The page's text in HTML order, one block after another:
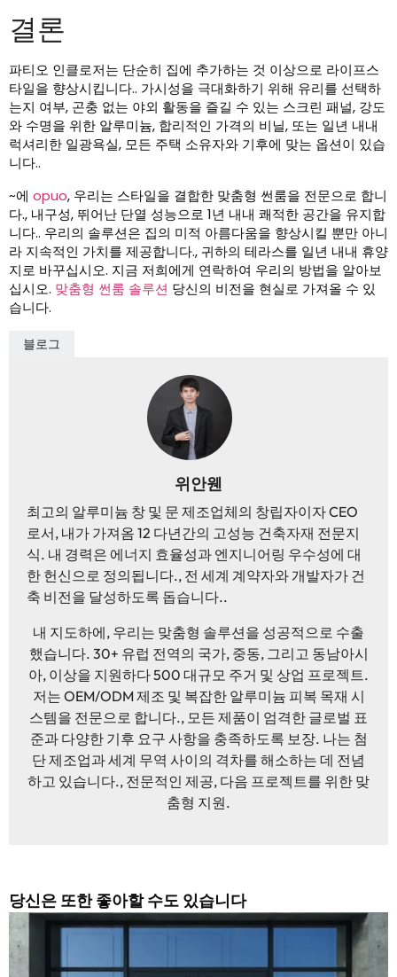
결론
파티오 인클로저는 단순히 집에 추가하는 것 이상으로 라이프스
타일을 향상시킵니다.. 가시성을 극대화하기 위해 유리를 선택하
는지 여부, 곤충 없는 야외 활동을 즐길 수 있는 스크린 패널, 강도
와 수명을 위한 알루미늄, 합리적인 가격의 비닐, 또는 일년 내내
럭셔리한 일광욕실, 모든 주택 소유자와 기후에 맞는 옵션이 있습
니다..
~에 opuo, 우리는 스타일을 결합한 맞춤형 썬룸을 전문으로 합니
다., 내구성, 뛰어난 단열 성능으로 1년 내내 쾌적한 공간을 유지합
니다.. 우리의 솔루션은 집의 미적 아름다움을 향상시킬 뿐만 아니
라 지속적인 가치를 제공합니다., 귀하의 테라스를 일년 내내 휴양
지로 바꾸십시오. 지금 저희에게 연락하여 우리의 방법을 알아보
십시오. 맞춤형 썬룸 솔루션 당신의 비전을 현실로 가져올 수 있
습니다.
블로그
위안웬
최고의 알루미늄 창 및 문 제조업체의 창립자이자 CEO
로서, 내가 가져옴 12 다년간의 고성능 건축자재 전문지
식. 내 경력은 에너지 효율성과 엔지니어링 우수성에 대
한 헌신으로 정의됩니다., 전 세계 계약자와 개발자가 건
축 비전을 달성하도록 돕습니다..
내 지도하에, 우리는 맞춤형 솔루션을 성공적으로 수출
했습니다. 30+ 유럽 ​​전역의 국가, 중동, 그리고 동남아시
아, 이상을 지원하다 500 대규모 주거 및 상업 프로젝트.
저는 OEM/ODM 제조 및 복잡한 알루미늄 피복 목재 시
스템을 전문으로 합니다., 모든 제품이 엄격한 글로벌 표
준과 다양한 기후 요구 사항을 충족하도록 보장. 나는 첨
단 제조업과 세계 무역 사이의 격차를 해소하는 데 전념
하고 있습니다., 전문적인 제공, 다음 프로젝트를 위한 맞
춤형 지원.
당신은 또한 좋아할 수도 있습니다